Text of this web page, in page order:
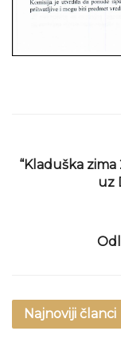
“Kladuška zima
uz
Najnoviji članci